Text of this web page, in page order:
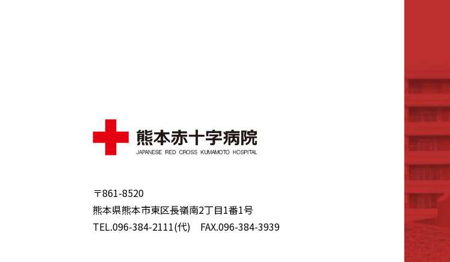
〒861-8520
熊本県熊本市東区長嶺南2丁目1番1号
TEL.096-384-2111(代) FAX.096-384-3939